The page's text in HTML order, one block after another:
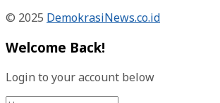
© 2025 DemokrasiNews.co.id
Welcome Back!
Login to your account below